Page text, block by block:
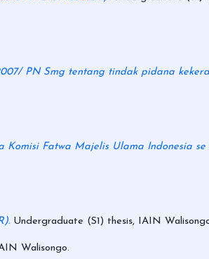
PN Smg tentang tindak pidana
Fatwa Majelis Ulama Indonesia se
Undergraduate (S1) thesis, IAIN
Walisongo.